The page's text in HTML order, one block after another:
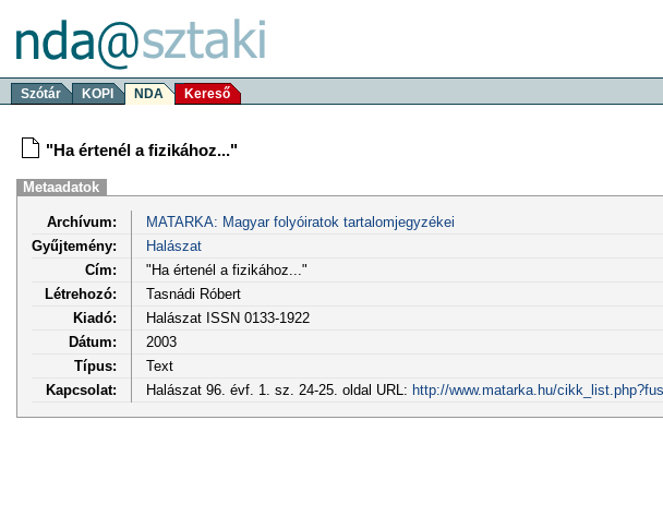
Szótár KOPI NDA Kereső
"Ha értenél a fizikához..."
Metaadatok
Archívum:
MATARKA: Magyar folyóiratok tartalomjegyzékei
Gyűjtemény:
Halászat
Cím:
"Ha értenél a fizikához..."
Létrehozó:
Tasnádi Róbert
Kiadó:
Halászat ISSN 0133-1922
Dátum:
2003
Típus:
Text
Kapcsolat:
Halászat 96. évf. 1. sz. 24-25. oldal URL: http://www.matarka.hu/